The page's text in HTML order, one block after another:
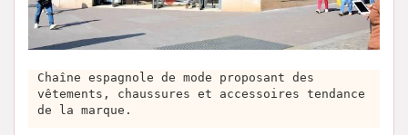
Chaîne espagnole de mode proposant des
vêtements, chaussures et accessoires tendance
de la marque.